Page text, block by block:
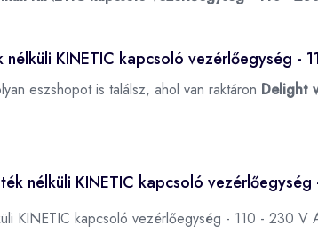
nélküli KINETIC kapcsoló vezérlőegység -
eszshopot is találsz, ahol van raktáron Delight
nélküli KINETIC kapcsoló
KINETIC kapcsoló vezérlőegység - 110 - 230 V